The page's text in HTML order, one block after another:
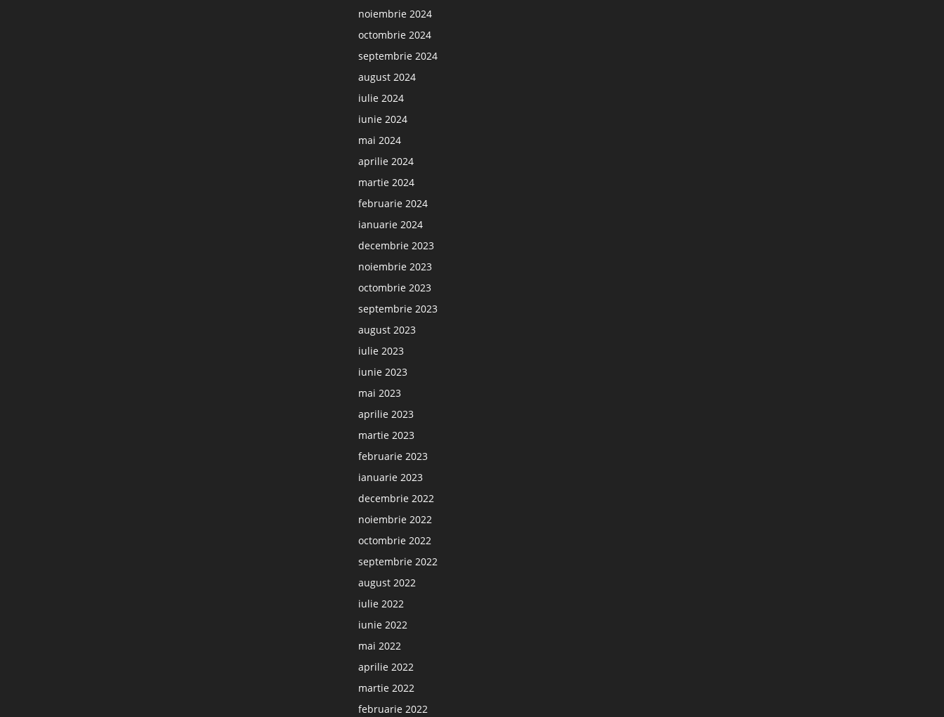
noiembrie 2024
octombrie 2024
septembrie 2024
august 2024
iulie 2024
iunie 2024
mai 2024
aprilie 2024
martie 2024
februarie 2024
ianuarie 2024
decembrie 2023
noiembrie 2023
octombrie 2023
septembrie 2023
august 2023
iulie 2023
iunie 2023
mai 2023
aprilie 2023
martie 2023
februarie 2023
ianuarie 2023
decembrie 2022
noiembrie 2022
octombrie 2022
septembrie 2022
august 2022
iulie 2022
iunie 2022
mai 2022
aprilie 2022
martie 2022
februarie 2022